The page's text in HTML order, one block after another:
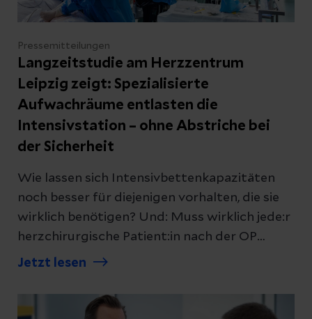
Pressemitteilungen
Langzeitstudie am Herzzentrum
Leipzig zeigt: Spezialisierte
Aufwachräume entlasten die
Intensivstation – ohne Abstriche bei
der Sicherheit
Wie lassen sich Intensivbettenkapazitäten
noch besser für diejenigen vorhalten, die sie
wirklich benötigen? Und: Muss wirklich jede:r
herzchirurgische Patient:in nach der OP
routinemäßig auf der Intensivstation betreut
am Herzzentrum Leipzig ein neues Projekt an
den Start. Das Enhanced Recovery After
Jetzt lesen